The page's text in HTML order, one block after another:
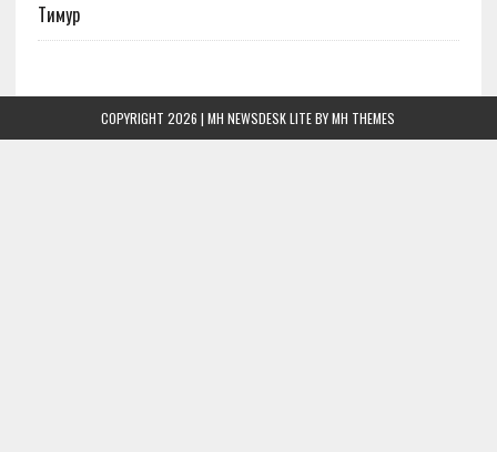
Тимур
COPYRIGHT 2026 | MH NEWSDESK LITE BYMH THEMES